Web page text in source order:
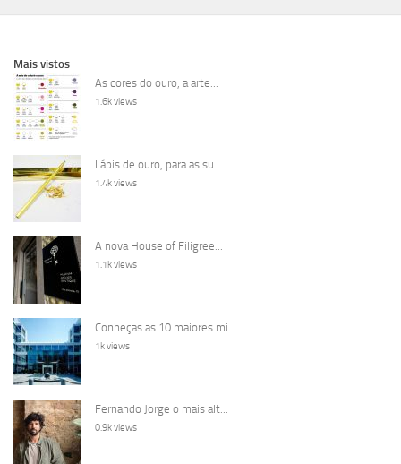
Mais vistos
As cores do ouro, a arte...
1.6k views
Lápis de ouro, para as su...
1.4k views
A nova House of Filigree...
1.1k views
Conheças as 10 maiores mi...
1k views
Fernando Jorge o mais alt...
0.9k views